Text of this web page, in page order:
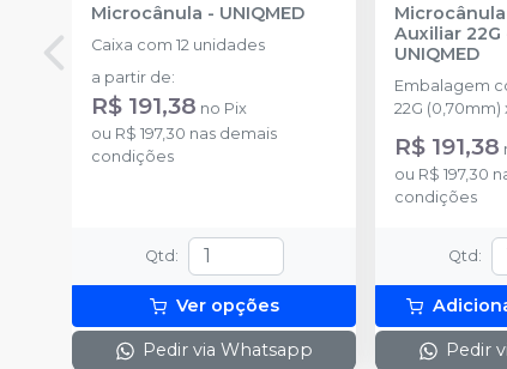
Microcânula - UNIQMED
Caixa com 12 unidades
a partir de:
R$ 191,38 no Pix
ou R$ 197,30 nas demais
condições
Qtd :
Ver opções
Pedir via Whatsapp
Auxiliar 22G
UNIQMED
Embalagem
22G (0,70mm)
R$ 191,38
ou R$ 197,30
condições
Qtd :
Pedir